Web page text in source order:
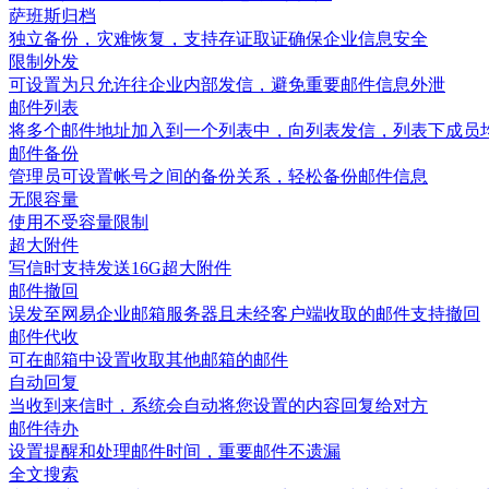
萨班斯归档
独立备份，灾难恢复，支持存证取证确保企业信息安全
限制外发
可设置为只允许往企业内部发信，避免重要邮件信息外泄
邮件列表
将多个邮件地址加入到一个列表中，向列表发信，列表下成员
邮件备份
管理员可设置帐号之间的备份关系，轻松备份邮件信息
无限容量
使用不受容量限制
超大附件
写信时支持发送16G超大附件
邮件撤回
误发至网易企业邮箱服务器且未经客户端收取的邮件支持撤回
邮件代收
可在邮箱中设置收取其他邮箱的邮件
自动回复
当收到来信时，系统会自动将您设置的内容回复给对方
邮件待办
设置提醒和处理邮件时间，重要邮件不遗漏
全文搜索